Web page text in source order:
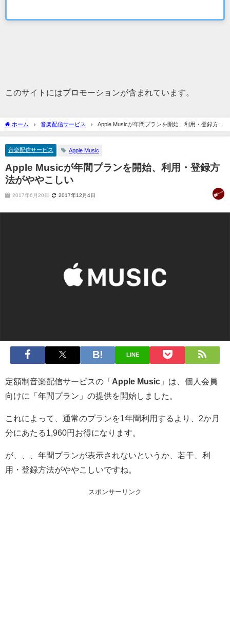
このサイトにはプロモーションが含まれています。
ホーム 音楽配信サービス
Apple Musicが年間プランを開始、利用・登録方法
がややこしい
音楽配信サービス Apple Music
Apple Musicが年間プランを開始、利用・登録方
法がややこしい
2017年6月20日 2017年12月4日
LINE
定額制音楽配信サービスの「 Apple Music 」は、個人会員
向けに「年間プラン」の提供を開始しました。
これによって、通常のプランを1年間利用するより、2か月
分にあたる1,960円お得になります。
が、、、年間プランが表示されないというか、若干、利
用・登録方法がややこしいですね。
スポンサーリンク